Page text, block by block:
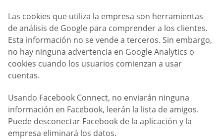
Las cookies que utiliza la empresa son herramientas
de análisis de Google para comprender a los clientes.
Esta información no se vende a terceros. Sin embargo,
no hay ninguna advertencia en Google Analytics o
cookies cuando los usuarios comienzan a usar
cuentas.
Usando Facebook Connect, no enviarán ninguna
información en Facebook, leerán la lista de amigos.
Puede desconectar Facebook de la aplicación y la
empresa eliminará los datos.